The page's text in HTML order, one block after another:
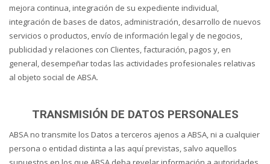
mejora continua, integración de su expediente individual,
integración de bases de datos, administración, desarrollo de nuevos
servicios o productos, envío de información legal y de negocios,
publicidad y relaciones con Clientes, facturación, pagos y, en
general, desempeñar todas las actividades profesionales relativas
al objeto social de ABSA.
TRANSMISIÓN DE DATOS PERSONALES
ABSA no transmite los Datos a terceros ajenos a ABSA, ni a cualquier
persona o entidad distinta a las aquí previstas, salvo aquellos